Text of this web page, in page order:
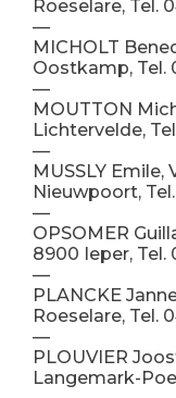
Roeselare, Tel.
—
MICHOLT
Oostkamp, Tel.
—
MOUTTON
Lichtervelde,
—
MUSSLY Emile,
Nieuwpoort,
—
OPSOMER
8900 Ieper, Tel.
—
PLANCKE
Roeselare, Tel.
—
PLOUVIER
Langemark-